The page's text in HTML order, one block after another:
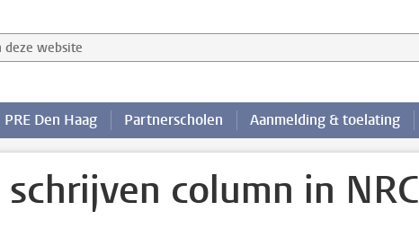
website
PRE Den Haag Partnerscholen Aanmelding & toelating
column in NRC